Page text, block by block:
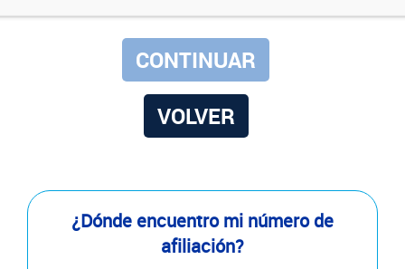
VOLVER
¿Dónde encuentro mi número de
afiliación?